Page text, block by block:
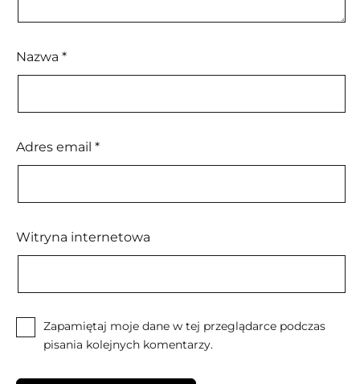
Nazwa *
Adres email *
Witryna internetowa
Zapamiętaj moje dane w tej przeglądarce podczas
pisania kolejnych komentarzy.